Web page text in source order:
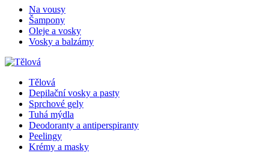
Na vousy
Šampony
Oleje a vosky
Vosky a balzámy
Tělová
Depilační vosky a pasty
Sprchové gely
Tuhá mýdla
Deodoranty a antiperspiranty
Peelingy
Krémy a masky